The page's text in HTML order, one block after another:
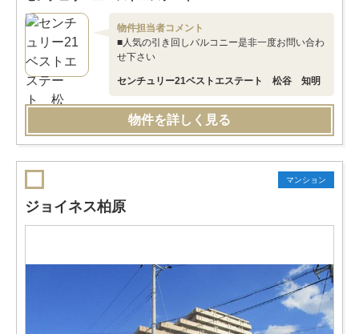
物件担当者コメント
■人気の引き回しバルコニー是非一度お問い合わ
せ下さい
センチュリー21ベストエステート 松谷 知明
物件を詳しく見る
マンション
ジョイネス柏原